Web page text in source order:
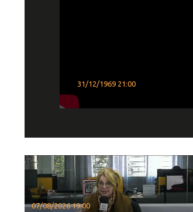
31/12/1969 21:00
07/08/2026 19:00